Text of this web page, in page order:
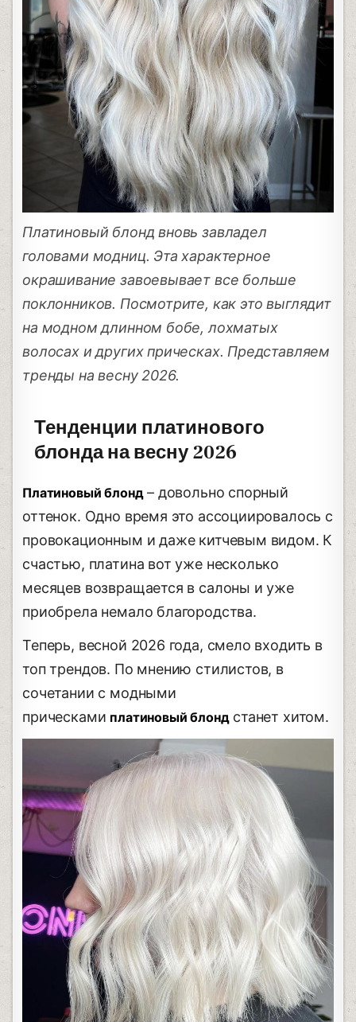
Платиновый блонд вновь завладел
головами модниц. Эта характерное
окрашивание завоевывает все больше
поклонников. Посмотрите, как это выглядит
на модном длинном бобе, лохматых
волосах и других прическах. Представляем
тренды на весну 2026.
Тенденции платинового
блонда на весну 2026
Платиновый блонд– довольно спорный
оттенок. Одно время это ассоциировалось с
провокационным и даже китчевым видом. К
счастью, платина вот уже несколько
месяцев возвращается в салоны и уже
приобрела немало благородства.
Теперь, весной 2026 года, смело входить в
топ трендов. По мнению стилистов, в
сочетании с модными
прическами платиновый блондстанет хитом.